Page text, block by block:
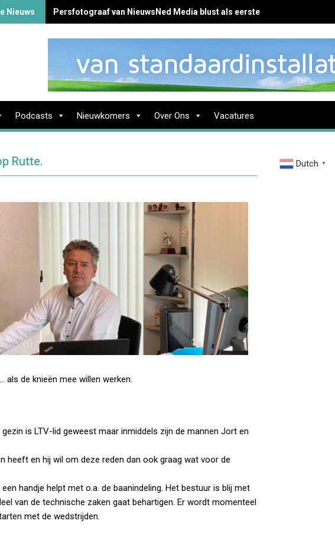
Nieuws Persfotograaf van NieuwsNed Media blust als eerste brand Zenderstraat
Podcasts Nieuwkomers Over Ons Vacatures
Rutte.
de knieën mee willen werken.
is LTV-lid geweest maar inmiddels zijn de mannen Jort en
heeft en hij wil om deze reden dan ook graag wat voor de
handje helpt met o.a. de baanindeling. Het bestuur is blij met
van de technische zaken gaat behartigen. Er wordt momenteel
met de wedstrijden.
Dutch ▼